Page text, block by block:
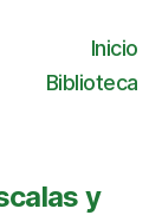
Inicio
Biblioteca
y